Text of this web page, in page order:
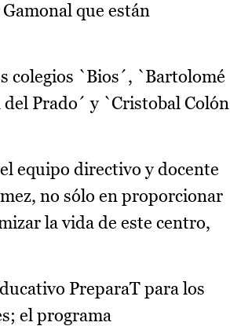
que están
colegios `Bios´, `Bartolomé
Prado´ y `Cristobal Colón
equipo directivo y docente
no sólo en proporcionar
la vida de este centro,
PreparaT para los
el programa